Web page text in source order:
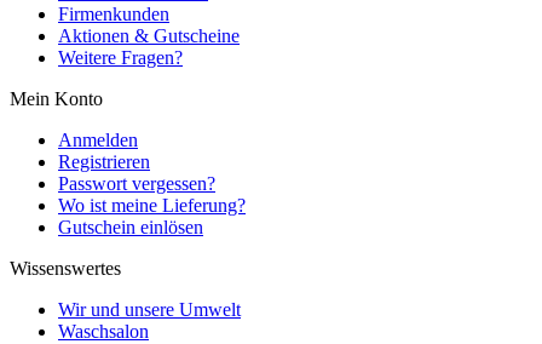
Firmenkunden
Aktionen & Gutscheine
Weitere Fragen?
Mein Konto
Anmelden
Registrieren
Passwort vergessen?
Wo ist meine Lieferung?
Gutschein einlösen
Wissenswertes
Wir und unsere Umwelt
Waschsalon